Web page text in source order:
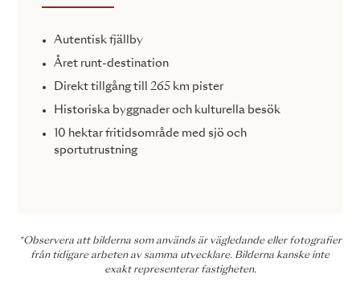
Autentisk fjällby
Året runt-destination
Direkt tillgång till 265 km pister
Historiska byggnader och kulturella besök
10 hektar fritidsområde med sjö och
sportutrustning
*Observera att bilderna som används är vägledande eller fotografier
från tidigare arbeten av samma utvecklare. Bilderna kanske inte
exakt representerar fastigheten.